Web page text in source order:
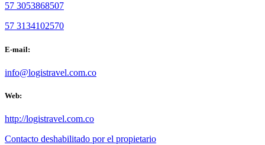
57 3053868507
57 3134102570
E-mail:
info@logistravel.com.co
Web:
http://logistravel.com.co
Contacto deshabilitado por el propietario